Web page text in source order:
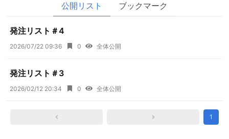
公開リスト ブックマーク
発注リスト＃4
2026/07/22 09:36 0 全体公開
発注リスト＃3
2026/02/12 20:34 0 全体公開
1